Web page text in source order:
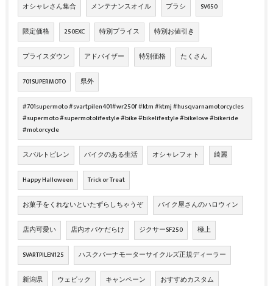
オシャレさん集合 メンテナンスオイル ブラシ SV650
限定価格 250EXC 特別プライス 特別お値引き
プライスダウン アドバイザー 特別価格 たくさん
701SUPERMOTO 県外
#701supermoto #svartpilen401#wr250f #ktm #ktmj #husqvarnamotorcycles
#supermoto #supermotolifestyle #bike #bikelifestyle #bikelove #bikeride
#motorcycle
スバルトピレン バイクのある生活 オシャレフォト 綺麗
Happy Halloween Trick or Treat
お菓子をくれないといたずらしちゃうぞ バイク屋さんのハロウィン
店内可愛い 店内オバケだらけ ジクサーSF250 極上
SVARTPILEN125 ハスクバーナモーターサイクルズ正規ディーラー
新潟県 ウェビック キャンペーン おすすめカスタム